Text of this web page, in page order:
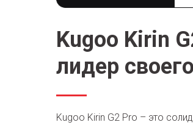
Kugoo Kirin
лидер
Kugoo Kirin G2 Pro – это